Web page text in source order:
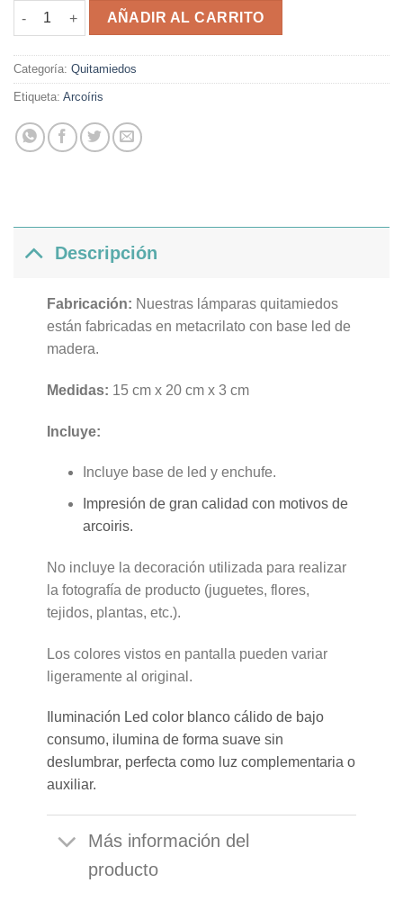
Lámpara quitamiedos Rainbow cantidad
AÑADIR AL CARRITO
Categoría: Quitamiedos
Etiqueta: Arcoíris
Descripción
Fabricación: Nuestras lámparas quitamiedos
están fabricadas en metacrilato con base led de
madera.
Medidas: 15 cm x 20 cm x 3 cm
Incluye:
Incluye base de led y enchufe.
Impresión de gran calidad con motivos de
arcoiris.
No incluye la decoración utilizada para realizar
la fotografía de producto (juguetes, flores,
tejidos, plantas, etc.).
Los colores vistos en pantalla pueden variar
ligeramente al original.
Iluminación Led color blanco cálido de bajo
consumo, ilumina de forma suave sin
deslumbrar, perfecta como luz complementaria o
auxiliar.
Más información del
producto